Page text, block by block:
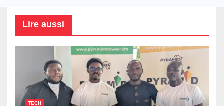
Lire aussi
TECH